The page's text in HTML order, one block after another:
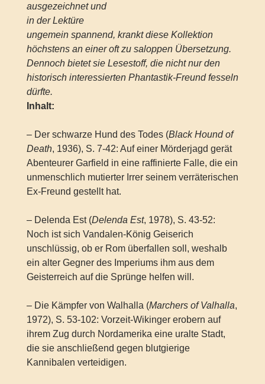
ausgezeichnet und
in der Lektüre
ungemein spannend, krankt diese Kollektion
höchstens an einer oft zu saloppen Übersetzung.
Dennoch bietet sie Lesestoff, die nicht nur den
historisch interessierten Phantastik-Freund fesseln
dürfte.
Inhalt:
– Der schwarze Hund des Todes (Black Hound of
Death, 1936), S. 7-42: Auf einer Mörderjagd gerät
Abenteurer Garfield in eine raffinierte Falle, die ein
unmenschlich mutierter Irrer seinem verräterischen
Ex-Freund gestellt hat.
– Delenda Est (Delenda Est, 1978), S. 43-52:
Noch ist sich Vandalen-König Geiserich
unschlüssig, ob er Rom überfallen soll, weshalb
ein alter Gegner des Imperiums ihm aus dem
Geisterreich auf die Sprünge helfen will.
– Die Kämpfer von Walhalla (Marchers of Valhalla,
1972), S. 53-102: Vorzeit-Wikinger erobern auf
ihrem Zug durch Nordamerika eine uralte Stadt,
die sie anschließend gegen blutgierige
Kannibalen verteidigen.